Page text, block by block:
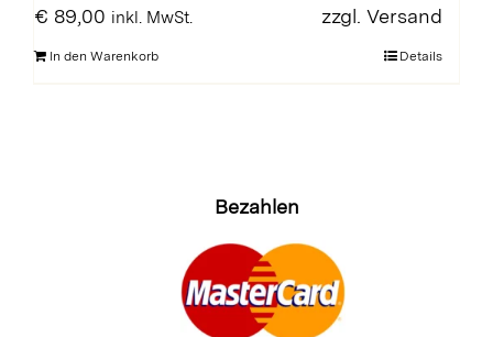
€ 89,00 inkl. MwSt. zzgl. Versand
In den Warenkorb Details
Bezahlen